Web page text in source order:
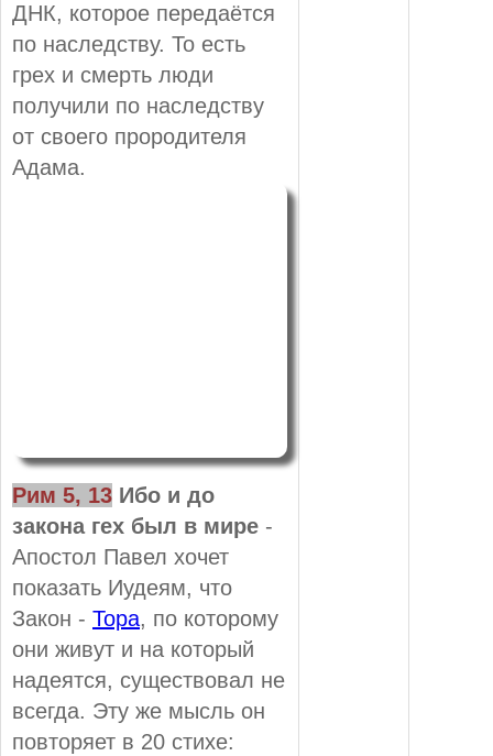
ДНК, которое передаётся
по наследству. То есть
грех и смерть люди
получили по наследству
от своего прородителя
Адама.
Рим 5, 13 Ибо и до
закона гех был в мире -
Апостол Павел хочет
показать Иудеям, что
Закон - Тора, по которому
они живут и на который
надеятся, существовал не
всегда. Эту же мысль он
повторяет в 20 стихе: